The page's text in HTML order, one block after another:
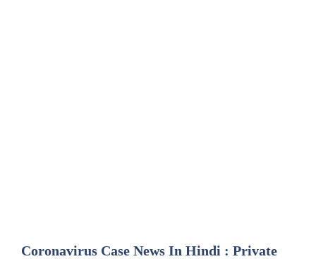
Coronavirus Case News In Hindi : Private